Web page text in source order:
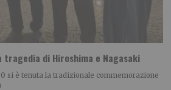
di Hiroshima e Nagasaki
si è tenuta la tradizionale commemorazione